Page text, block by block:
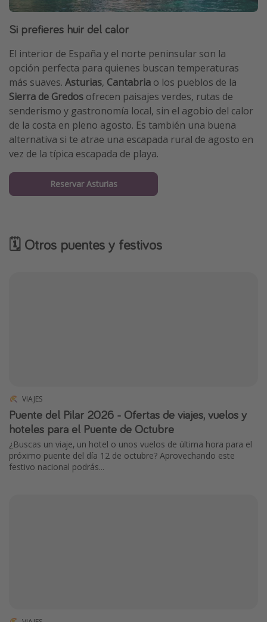
Si prefieres huir del calor
El interior de España y el norte peninsular son la
opción perfecta para quienes buscan temperaturas
más suaves. Asturias, Cantabria o los pueblos de la
Sierra de Gredos ofrecen paisajes verdes, rutas de
senderismo y gastronomía local, sin el agobio del calor
de la costa en pleno agosto. Es también una buena
alternativa si te atrae una escapada rural de agosto en
vez de la típica escapada de playa.
Reservar Asturias
🗓 Otros puentes y festivos
VIAJES
Puente del Pilar 2026 - Ofertas de viajes, vuelos y
hoteles para el Puente de Octubre
¿Buscas un viaje, un hotel o unos vuelos de última hora para el
próximo puente del día 12 de octubre? Aprovechando este
festivo nacional podrás...